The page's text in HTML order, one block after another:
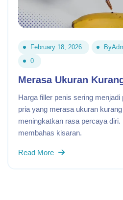
February 18, 2026 By
0
Merasa Ukuran
Harga filler penis sering
pria yang merasa ukuran
meningkatkan rasa percaya
membahas kisaran.
Read More